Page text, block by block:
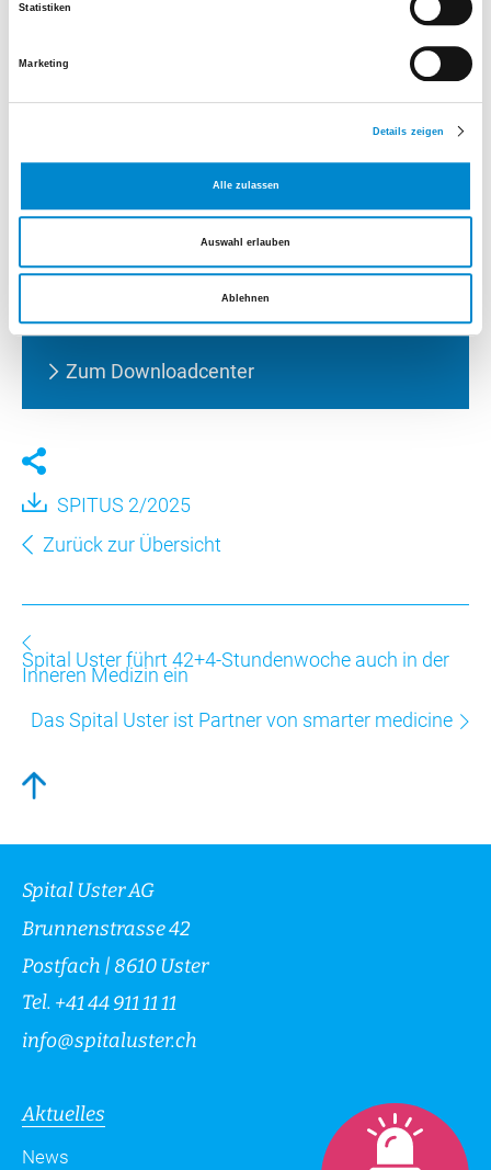
Statistiken
Marketing
Details zeigen
Alle zulassen
Auswahl erlauben
Ablehnen
Viel Vergnügen bei der Lektüre!
Dokumente
SPITUS 2/2025
Zum Downloadcenter
SPITUS 2/2025
Zurück zur Übersicht
Spital Uster führt 42+4-Stundenwoche auch in der
Inneren Medizin ein
Das Spital Uster ist Partner von smarter medicine
Spital Uster AG
Brunnenstrasse 42
Postfach | 8610 Uster
Tel. +41 44 911 11 11
info@spitaluster.ch
Aktuelles
News